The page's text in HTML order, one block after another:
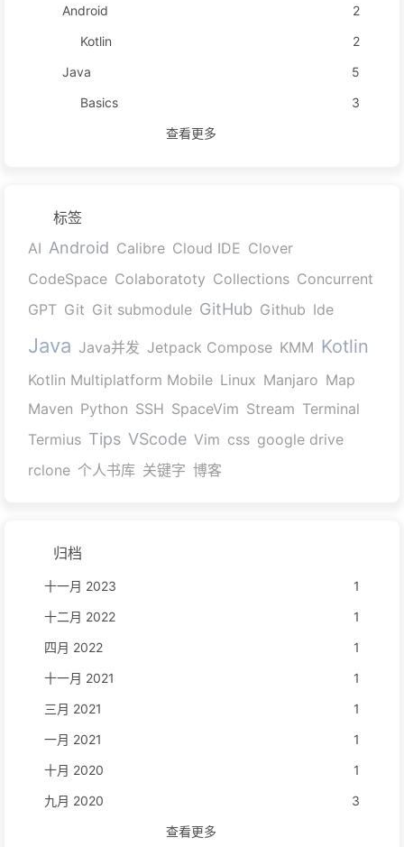
Android
2
Kotlin
2
Java
5
Basics
3
查看更多
标签
AI Android Calibre Cloud IDE Clover
CodeSpace Colaboratoty Collections Concurrent
GPT Git Git submodule GitHub Github Ide
Java Java并发 Jetpack Compose KMM Kotlin
Kotlin Multiplatform Mobile Linux Manjaro Map
Maven Python SSH SpaceVim Stream Terminal
Termius Tips VScode Vim css google drive
rclone 个人书库 关键字 博客
归档
十一月 2023
1
十二月 2022
1
四月 2022
1
十一月 2021
1
三月 2021
1
一月 2021
1
十月 2020
1
九月 2020
3
查看更多